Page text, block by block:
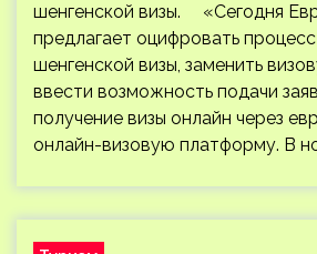
шенгенской визы. «Сегодня
предлагает оцифровать
шенгенской визы, заменить
ввести возможность подачи
получение визы онлайн через
онлайн-визовую платформу. В